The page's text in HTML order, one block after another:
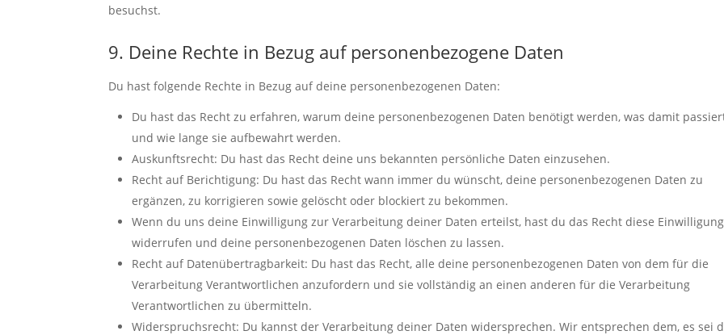
besuchst.
9. Deine Rechte in Bezug auf personenbezogene Daten
Du hast folgende Rechte in Bezug auf deine personenbezogenen Daten:
Du hast das Recht zu erfahren, warum deine personenbezogenen Daten benötigt werden, was damit
und wie lange sie aufbewahrt werden.
Auskunftsrecht: Du hast das Recht deine uns bekannten persönliche Daten einzusehen.
Recht auf Berichtigung: Du hast das Recht wann immer du wünscht, deine personenbezogenen Daten zu
ergänzen, zu korrigieren sowie gelöscht oder blockiert zu bekommen.
Wenn du uns deine Einwilligung zur Verarbeitung deiner Daten erteilst, hast du das Recht diese
widerrufen und deine personenbezogenen Daten löschen zu lassen.
Recht auf Datenübertragbarkeit: Du hast das Recht, alle deine personenbezogenen Daten von dem für die
Verarbeitung Verantwortlichen anzufordern und sie vollständig an einen anderen für die Verarbeitung
Verantwortlichen zu übermitteln.
Widerspruchsrecht: Du kannst der Verarbeitung deiner Daten widersprechen. Wir entsprechen dem, es sei